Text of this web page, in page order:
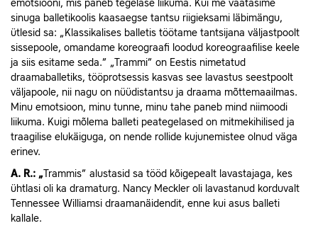
emotsiooni, mis paneb tegelase liikuma. Kui me vaatasime
sinuga balletikoolis kaasaegse tantsu riigieksami läbimängu,
ütlesid sa: „Klassikalises balletis töötame tantsijana väljastpoolt
sissepoole, omandame koreograafi loodud koreograafilise keele
ja siis esitame seda.” „Trammi” on Eestis nimetatud
draamaballetiks, tööprotsessis kasvas see lavastus seestpoolt
väljapoole, nii nagu on nüüdistantsu ja draama mõttemaailmas.
Minu emotsioon, minu tunne, minu tahe paneb mind niimoodi
liikuma. Kuigi mõlema balleti peategelased on mitmekihilised ja
traagilise elukäiguga, on nende rollide kujunemistee olnud väga
erinev.
A. R.: „Trammis” alustasid sa tööd kõigepealt lavastajaga, kes
ühtlasi oli ka dramaturg. Nancy Meckler oli lavastanud korduvalt
Tennessee Williamsi draamanäidendit, enne kui asus balleti
kallale.